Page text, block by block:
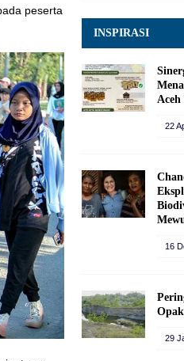
peserta
INSPIRASI
22
16
Opak
29